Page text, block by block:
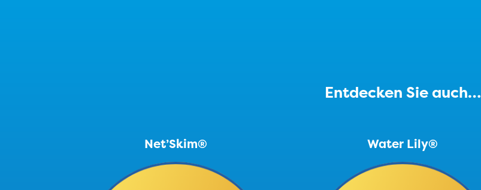
Entdecken Sie auch…
Net’Skim® Water Lily®